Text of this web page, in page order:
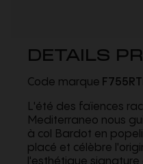
DETAILS
Code marque
L'été des faïences
Mediterraneo nous
à col Bardot en
placé et célèbre